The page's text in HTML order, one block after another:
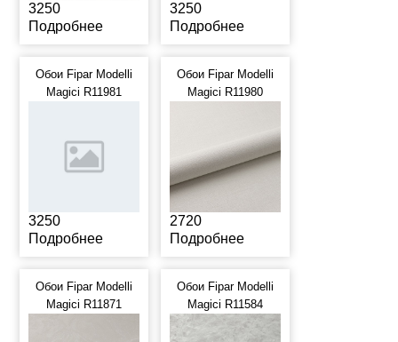
3250
Подробнее
3250
Подробнее
Обои Fipar Modelli
Magici R11981
3250
Подробнее
Обои Fipar Modelli
Magici R11980
2720
Подробнее
Обои Fipar Modelli
Magici R11871
Обои Fipar Modelli
Magici R11584